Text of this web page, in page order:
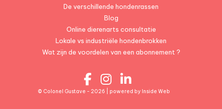
De verschillende hondenrassen
Blog
Online dierenarts consultatie
Lokale vs industriële hondenbrokken
Wat zijn de voordelen van een abonnement ?
© Colonel Gustave - 2026 | powered by Inside Web